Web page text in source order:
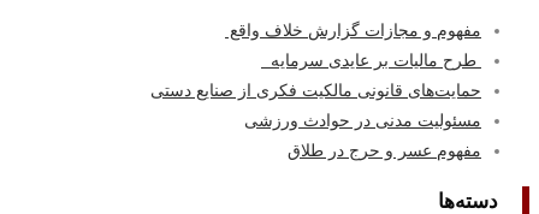
مفهوم و مجازات گزارش خلاف واقع
طرح مالیات بر عایدی سرمایه
حمایت‌های قانونی مالکیت فکری از صنایع دستی
مسئولیت مدنی در حوادث ورزشی
مفهوم عسر و حرج در طلاق
دسته‌ها